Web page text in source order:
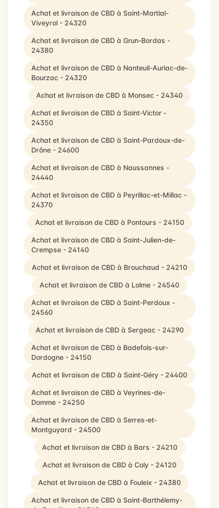
Achat et livraison de CBD à Saint-Martial-
Viveyrol - 24320
Achat et livraison de CBD à Grun-Bordas -
24380
Achat et livraison de CBD à Nanteuil-Auriac-de-
Bourzac - 24320
Achat et livraison de CBD à Monsec - 24340
Achat et livraison de CBD à Saint-Victor -
24350
Achat et livraison de CBD à Saint-Pardoux-de-
Drône - 24600
Achat et livraison de CBD à Naussannes -
24440
Achat et livraison de CBD à Peyrillac-et-Millac -
24370
Achat et livraison de CBD à Pontours - 24150
Achat et livraison de CBD à Saint-Julien-de-
Crempse - 24140
Achat et livraison de CBD à Brouchaud - 24210
Achat et livraison de CBD à Lolme - 24540
Achat et livraison de CBD à Saint-Perdoux -
24560
Achat et livraison de CBD à Sergeac - 24290
Achat et livraison de CBD à Badefols-sur-
Dordogne - 24150
Achat et livraison de CBD à Saint-Géry - 24400
Achat et livraison de CBD à Veyrines-de-
Domme - 24250
Achat et livraison de CBD à Serres-et-
Montguyard - 24500
Achat et livraison de CBD à Bars - 24210
Achat et livraison de CBD à Coly - 24120
Achat et livraison de CBD à Fouleix - 24380
Achat et livraison de CBD à Saint-Barthélemy-